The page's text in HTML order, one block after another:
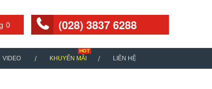
0 (028) 3837 6288
VIDEO KHUYẾN MÃI LIÊN HỆ